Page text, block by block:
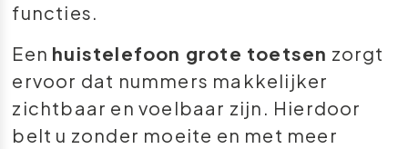
functies.
Een huistelefoon grote toetsen zorgt
ervoor dat nummers makkelijker
zichtbaar en voelbaar zijn. Hierdoor
belt u zonder moeite en met meer